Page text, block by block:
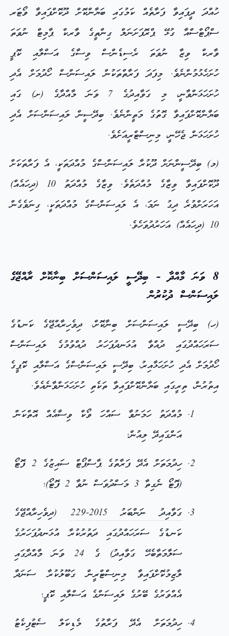
ހުއްދަ ދީފައިވާ ފަރާތެއް ކަމުގައި ބަޔާންކޮށް ދޫކޮށްފައިވާ ވޯޓަރ
ސްޕޯޓްސްއާ ގުޅޭ ޕްރޮފަށަނަލް ގިންތީގެ ވާރކް ޕާމިޓް ނުވަތަ
ވާރކް ވިޒާ ނުވަތަ ރެސިޑެންސް ވިސާގެ އަސްލާއި ކޮޕީ
ހުށަހެޅުމުންނެވެ. މިފަދަ ފަރާތްތަކުން ލައިސަންސް ހޯދުމަށް އެދި
ހުށަހަޅަންވާނީ، މި ގަވާއިދުގެ 7 ވަނަ މާއްދާގެ (ށ) ގައި
ބަޔާންކޮށްފައިވާ ގޮތުގެ މަތީންނެވެ. ބިދޭސީން ލައިސަންސަށް އެދި
ހުށަހަޅަން ޖެހޭނީ، މިނިސްޓްރީއަށެވެ.
(މ) ބިދޭސީންނަށް ދޫކުރާ ލައިސަންސްގެ މުއްދަތަކީ، އެ ފަރާތަކަށް
ދޫކޮށްފައިވާ ވިޒާގެ މުއްދަތެވެ. ވިޒާގެ މުއްދަތު 10 (ދިހައެއް)
އަހަރަށްވުރެ ދިގު ނަމަ، އެ ލައިސަންސްގެ މުއްދަތަކީ، ގިނަވެގެން
10 (ދިހައެއް) އަހަރުދުވަހެވެ.
8 ވަނަ މާއްދާ - ބިދޭސީ ލައިސަންސަށް ބިނާކޮށް ރާއްޖޭގެ
ލައިސަންސް ދުކުރުން
(ހ) ބިދޭސީ ލައިސަންސަށް ބިނާކޮށް، ދިވެހިރާއްޖޭގެ ކަނޑުގެ
ސަރަހައްދުގައި ދުއްވާ އުޅަނދުފަހަރު ދުއްވުމުގެ ލައިސަންސް
ހޯދުމަށް އެދި ހުށަހަޅާއިރު، ބިދޭސީ ލައިސަންސްގެ އަސްލާއި ކޮޕީގެ
އިތުރުން، ތިރީގައި ބަޔާންކޮށްފައިވާ ތަކެތި ހުށަހަޅަންވާނެއެވެ.
މުއްދަތު ހަމަނުވާ ސައްހަ ވޯކް ވިސާއެއް އޮތްކަން
އަންގައިދޭ ލިއުން؛
ހިދުމަތަށް އެދޭ ފަރާތުގެ ޕާސްޕޯޓް ސައިޒުގެ 2 ފޮޓޯ
(ފޮޓޯ ނެގިތާ 3 މަސްދުވަސް ނުވާ 2 ފޮޓޯ)؛
ގަވާއިދު ނަންބަރު 2015-229
(ދިވެހިރާއްޖޭގެ
ކަނޑުގެ ސަރަހައްދުގައި ދަތުރުކުރާ އުޅަނދުފަހަރުގެ
ސަލާމަތާބެހޭ ގަވާއިދު) ގެ 24 ވަނަ މާއްދާގައި
ލާޒިމުކޮށްފައިވާ މިނިސްޓްރީން ގަބޫލުކުރާ ސަނަދާ
އެއްވަރުގެ ބޭރުގެ ލައިސަންގެ އަސްލާއި ކޮޕީ؛
ހިދުމަތަށް އެދޭ ފަރާތުގެ މެޑިކަލް ސެޓުފިކެޓު